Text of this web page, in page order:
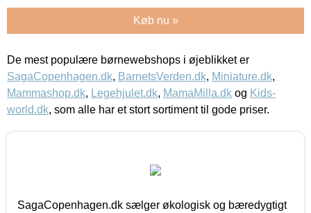
Køb nu »
De mest populære børnewebshops i øjeblikket er
SagaCopenhagen.dk, BarnetsVerden.dk, Miniature.dk,
Mammashop.dk, Legehjulet.dk, MamaMilla.dk og Kids-
world.dk, som alle har et stort sortiment til gode priser.
SagaCopenhagen.dk sælger økologisk og bæredygtigt